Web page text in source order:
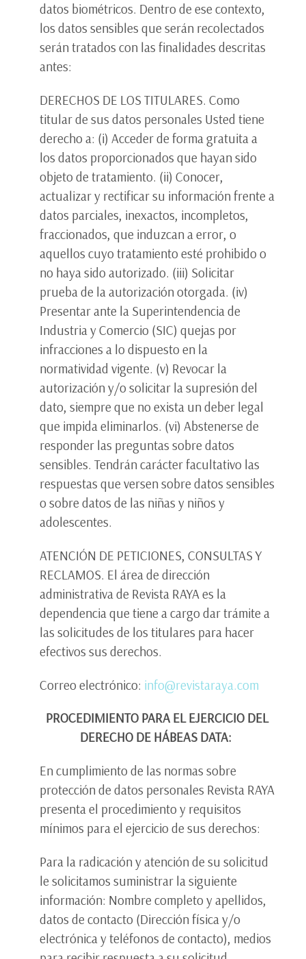
datos biométricos. Dentro de ese contexto,
los datos sensibles que serán recolectados
serán tratados con las finalidades descritas
antes:
DERECHOS DE LOS TITULARES. Como
titular de sus datos personales Usted tiene
derecho a: (i) Acceder de forma gratuita a
los datos proporcionados que hayan sido
objeto de tratamiento. (ii) Conocer,
actualizar y rectificar su información frente a
datos parciales, inexactos, incompletos,
fraccionados, que induzcan a error, o
aquellos cuyo tratamiento esté prohibido o
no haya sido autorizado. (iii) Solicitar
prueba de la autorización otorgada. (iv)
Presentar ante la Superintendencia de
Industria y Comercio (SIC) quejas por
infracciones a lo dispuesto en la
normatividad vigente. (v) Revocar la
autorización y/o solicitar la supresión del
dato, siempre que no exista un deber legal
que impida eliminarlos. (vi) Abstenerse de
responder las preguntas sobre datos
sensibles. Tendrán carácter facultativo las
respuestas que versen sobre datos sensibles
o sobre datos de las niñas y niños y
adolescentes.
ATENCIÓN DE PETICIONES, CONSULTAS Y
RECLAMOS. El área de dirección
administrativa de Revista RAYA es la
dependencia que tiene a cargo dar trámite a
las solicitudes de los titulares para hacer
efectivos sus derechos.
Correo electrónico: info@revistaraya.com
PROCEDIMIENTO PARA EL EJERCICIO DEL
DERECHO DE HÁBEAS DATA:
En cumplimiento de las normas sobre
protección de datos personales Revista RAYA
presenta el procedimiento y requisitos
mínimos para el ejercicio de sus derechos:
Para la radicación y atención de su solicitud
le solicitamos suministrar la siguiente
información: Nombre completo y apellidos,
datos de contacto (Dirección física y/o
electrónica y teléfonos de contacto), medios